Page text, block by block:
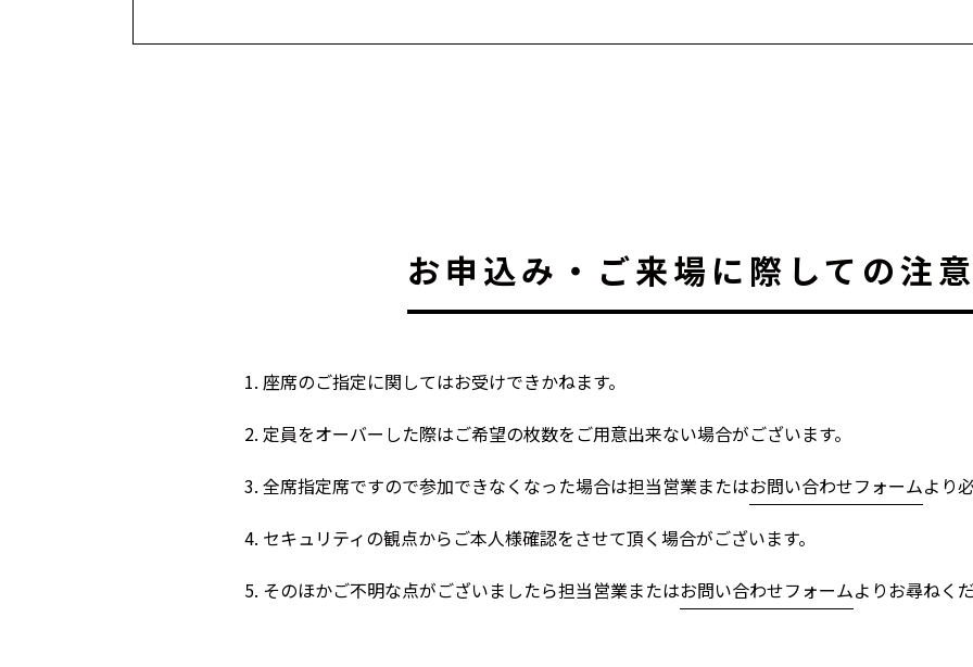
お申込み・ご来場に際しての注
座席のご指定に関してはお受けできかねます。
定員をオーバーした際はご希望の枚数をご用意出来ない場合がございます。
全席指定席ですので参加できなくなった場合は担当営業またはお問い合わせフォームより
セキュリティの観点からご本人様確認をさせて頂く場合がございます。
そのほかご不明な点がございましたら担当営業またはお問い合わせフォームよりお尋ねく